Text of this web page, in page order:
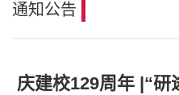
通知公告
庆建校129周年 |“研